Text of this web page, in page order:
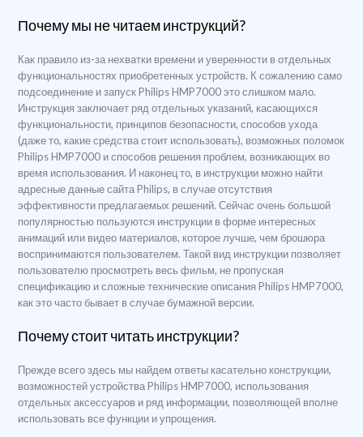
Почему мы не читаем инструкций?
Как правило из-за нехватки времени и уверенности в отдельных
функциональностях приобретенных устройств. К сожалению само
подсоединение и запуск Philips HMP7000 это слишком мало.
Инструкция заключает ряд отдельных указаний, касающихся
функциональности, принципов безопасности, способов ухода
(даже то, какие средства стоит использовать), возможных поломок
Philips HMP7000 и способов решения проблем, возникающих во
время использования. И наконец то, в инструкции можно найти
адресные данные сайта Philips, в случае отсутствия
эффективности предлагаемых решений. Сейчас очень большой
популярностью пользуются инструкции в форме интересных
анимаций или видео материалов, которое лучше, чем брошюра
воспринимаются пользователем. Такой вид инструкции позволяет
пользователю просмотреть весь фильм, не пропуская
спецификацию и сложные технические описания Philips HMP7000,
как это часто бывает в случае бумажной версии.
Почему стоит читать инструкции?
Прежде всего здесь мы найдем ответы касательно конструкции,
возможностей устройства Philips HMP7000, использования
отдельных аксессуаров и ряд информации, позволяющей вполне
использовать все функции и упрощения.